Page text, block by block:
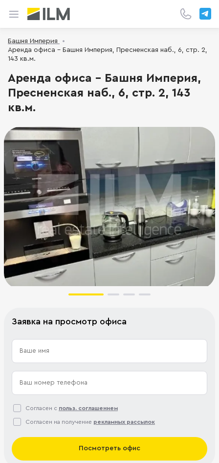
Башня Империя
Аренда офиса - Башня Империя, Пресненская наб., 6, стр. 2,
143 кв.м.
Аренда офиса - Башня Империя,
Пресненская наб., 6, стр. 2, 143
кв.м.
Заявка на просмотр офиса
Согласен с польз. соглашением
Согласен на получение рекламных рассылок
Посмотреть офис